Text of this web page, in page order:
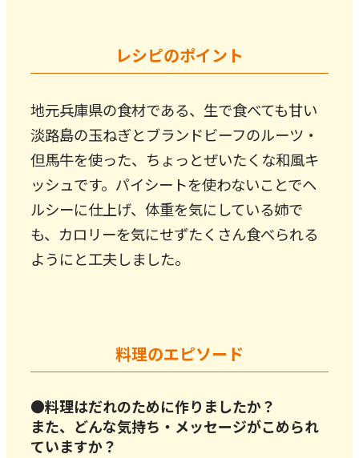
レシピのポイント
地元兵庫県の食材である、生で食べても甘い
淡路島の玉ねぎとブランドビーフのルーツ・
但馬牛を使った、ちょっとぜいたくな和風キ
ッシュです。パイシートを使わないことでヘ
ルシーに仕上げ、体重を気にしている姉で
も、カロリーを気にせずたくさん食べられる
ようにと工夫しました。
料理のエピソード
●料理はだれのために作りましたか？
また、どんな気持ち・メッセージがこめられ
ていますか？